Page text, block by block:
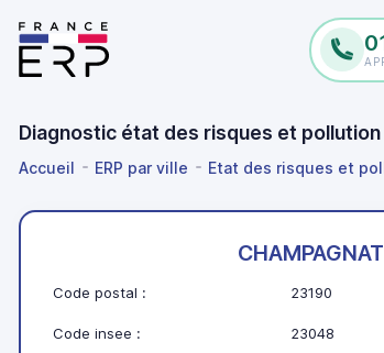
Diagnostic état des risques et pollution
Accueil ERP par ville Etat des risques et
CHAMPAGNAT
Code postal : 23190
Code insee : 23048